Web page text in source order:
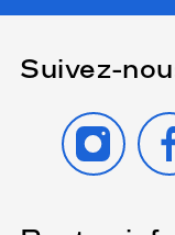
Suivez-